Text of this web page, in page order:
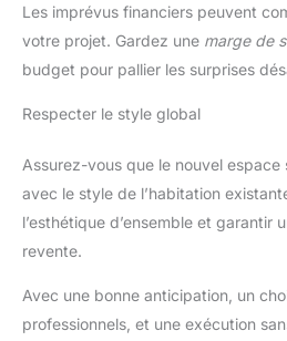
Les imprévus financiers peuvent
votre projet. Gardez une marge de
budget pour pallier les surprises
Respecter le style global
Assurez-vous que le nouvel espace
avec le style de l’habitation
l’esthétique d’ensemble et garantir
revente.
Avec une bonne anticipation, un
professionnels, et une exécution